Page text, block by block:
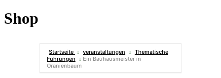
Shop
Startseite veranstaltungen
Thematische
Führungen
Ein Bauhausmeister in
Oranienbaum